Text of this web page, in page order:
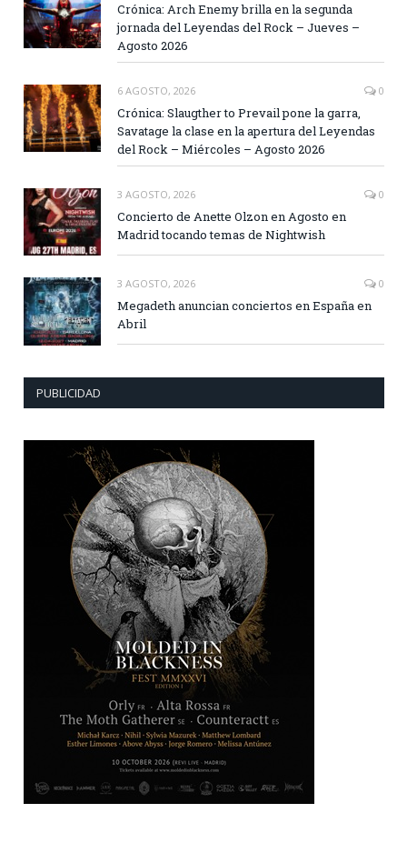
Crónica: Arch Enemy brilla en la segunda
jornada del Leyendas del Rock – Jueves –
Agosto 2026
6 AGOSTO, 2026 0
Crónica: Slaugther to Prevail pone la garra,
Savatage la clase en la apertura del Leyendas
del Rock – Miércoles – Agosto 2026
3 AGOSTO, 2026 0
Concierto de Anette Olzon en Agosto en
Madrid tocando temas de Nightwish
3 AGOSTO, 2026 0
Megadeth anuncian conciertos en España en
Abril
PUBLICIDAD